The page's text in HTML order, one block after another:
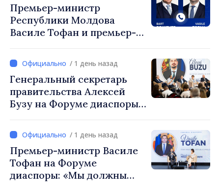
Премьер-министр
Республики Молдова
Василе Тофан и премьер-
Вевер обсудили
европейский путь
Республики Молдова
/ 1 день назад
Генеральный секретарь
правительства Алексей
Бузу на Форуме диаспоры:
чтобы строить более
сильные сообщества»
/ 1 день назад
Премьер-министр Василе
Тофан на Форуме
диаспоры: «Мы должны